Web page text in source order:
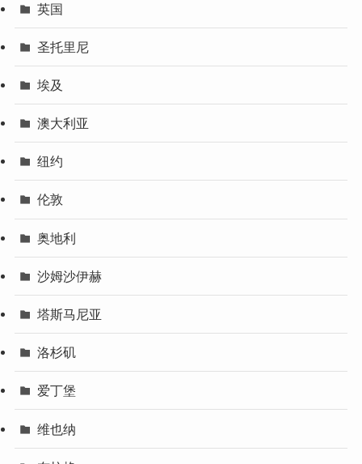
英国
圣托里尼
埃及
澳大利亚
纽约
伦敦
奥地利
沙姆沙伊赫
塔斯马尼亚
洛杉矶
爱丁堡
维也纳